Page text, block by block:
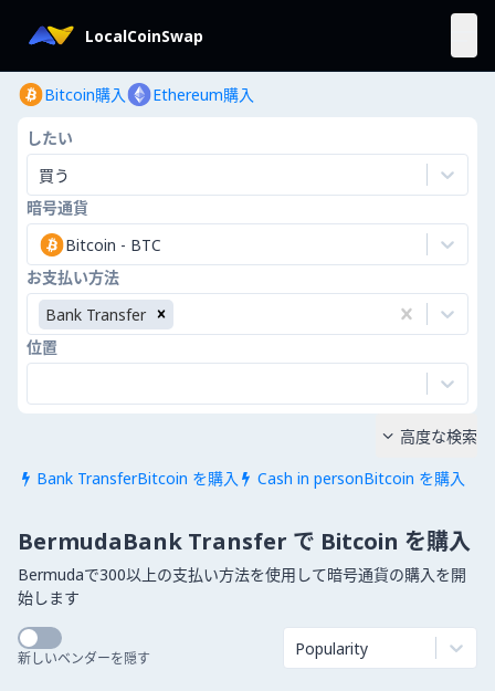
LocalCoinSwap
Bitcoin購入 Ethereum購入
したい
買う
暗号通貨
Bitcoin - BTC
お支払い方法
Bank Transfer
位置
 Bank TransferBitcoin を購入  Cash in personBitcoin を購入
 高度な検索
BermudaBank Transfer で Bitcoin を購入
Bermudaで300以上の支払い方法を使用して暗号通貨の購入を開
始します
新しいベンダーを隠す Popularity